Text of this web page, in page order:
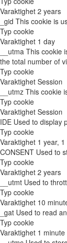
Varaktighet 2 years
_gid This cookie is
Typ cookie
Varaktighet 1 day
__utma This cookie
the total number of
Typ cookie
Varaktighet Session
__utmz This cookie
Typ cookie
Varaktighet Session
IDE Used to display
Typ cookie
Varaktighet 1 year,
CONSENT Used to
Typ cookie
Varaktighet 2 years
__utmt Used to
Typ cookie
Varaktighet 10
_gat Used to read
Typ cookie
Varaktighet 1 minute